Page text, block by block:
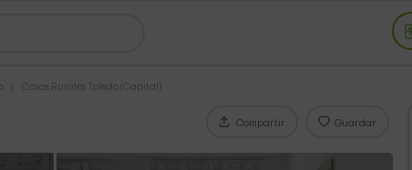
Casas Rurales Toledo (Capital)
Compartir Guardar